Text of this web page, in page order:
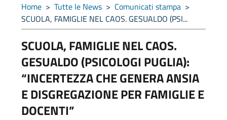
Home > Tutte le News > Comunicati stampa >
SCUOLA, FAMIGLIE NEL CAOS. GESUALDO (PSI...
SCUOLA, FAMIGLIE NEL CAOS.
GESUALDO (PSICOLOGI PUGLIA):
“INCERTEZZA CHE GENERA ANSIA
E DISGREGAZIONE PER FAMIGLIE E
DOCENTI”